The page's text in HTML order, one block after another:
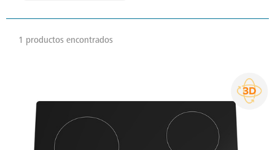
1 productos encontrados